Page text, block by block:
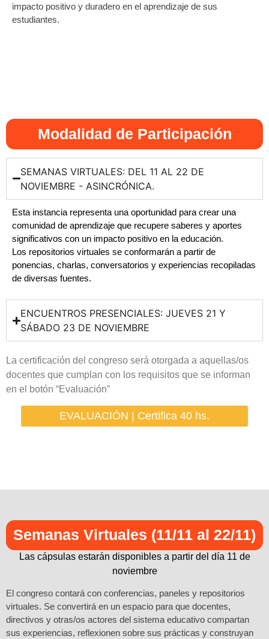
impacto positivo y duradero en el aprendizaje de sus
estudiantes.
Modalidad de Participación
SEMANAS VIRTUALES: DEL 11 AL 22 DE
NOVIEMBRE - ASINCRÓNICA.
Esta instancia representa una oportunidad para crear una
comunidad de aprendizaje que recupere saberes y aportes
significativos con un impacto positivo en la educación.
Los repositorios virtuales se conformarán a partir de
ponencias, charlas, conversatorios y experiencias recopiladas
de diversas fuentes.
ENCUENTROS PRESENCIALES: JUEVES 21 Y
SÁBADO 23 DE NOVIEMBRE
La certificación del congreso será otorgada a aquellas/os
docentes que cumplan con los requisitos que se informan
en el botón “Evaluación”
EVALUACIÓN | Certifica 40 hs.
Semanas Virtuales (11/11 al 22/11)
Las cápsulas estarán disponibles a partir del día 11 de
noviembre
El congreso contará con conferencias, paneles y repositorios
virtuales. Se convertirá en un espacio para que docentes,
directivos y otras/os actores del sistema educativo compartan
sus experiencias, reflexionen sobre sus prácticas y construyan